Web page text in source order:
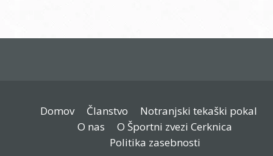
Domov Članstvo
Notranjski tekaški pokal
O nas
O Športni zvezi Cerknica
Politika zasebnosti